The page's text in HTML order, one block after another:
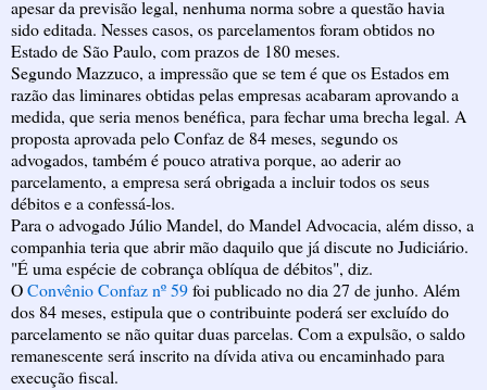
apesar da previsão legal, nenhuma norma sobre a questão havia
sido editada. Nesses casos, os parcelamentos foram obtidos no
Estado de São Paulo, com prazos de 180 meses.
Segundo Mazzuco, a impressão que se tem é que os Estados em
razão das liminares obtidas pelas empresas acabaram aprovando a
medida, que seria menos benéfica, para fechar uma brecha legal. A
proposta aprovada pelo Confaz de 84 meses, segundo os
advogados, também é pouco atrativa porque, ao aderir ao
parcelamento, a empresa será obrigada a incluir todos os seus
débitos e a confessá-los.
Para o advogado Júlio Mandel, do Mandel Advocacia, além disso, a
companhia teria que abrir mão daquilo que já discute no Judiciário.
"É uma espécie de cobrança oblíqua de débitos", diz.
OConvênio Confaz nº 59foi publicado no dia 27 de junho. Além
dos 84 meses, estipula que o contribuinte poderá ser excluído do
parcelamento se não quitar duas parcelas. Com a expulsão, o saldo
remanescente será inscrito na dívida ativa ou encaminhado para
execução fiscal.